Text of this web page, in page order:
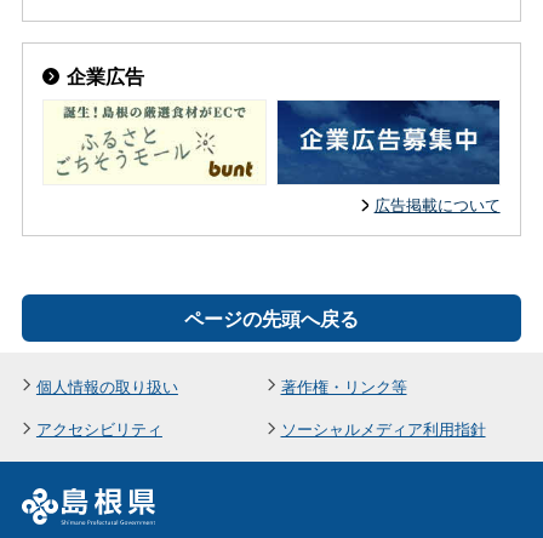
企業広告
広告掲載について
ページの先頭へ戻る
個人情報の取り扱い
著作権・リンク等
アクセシビリティ
ソーシャルメディア利用指針